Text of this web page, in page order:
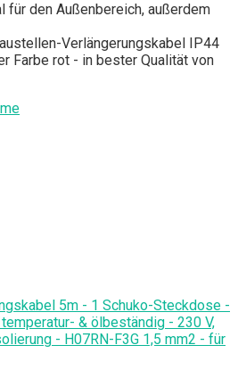
für den Außenbereich, außerdem
Verlängerungskabel IP44
Farbe rot - in bester Qualität von
5m - 1 Schuko-Steckdose -
& ölbeständig - 230 V,
- H07RN-F3G 1,5 mm2 - für